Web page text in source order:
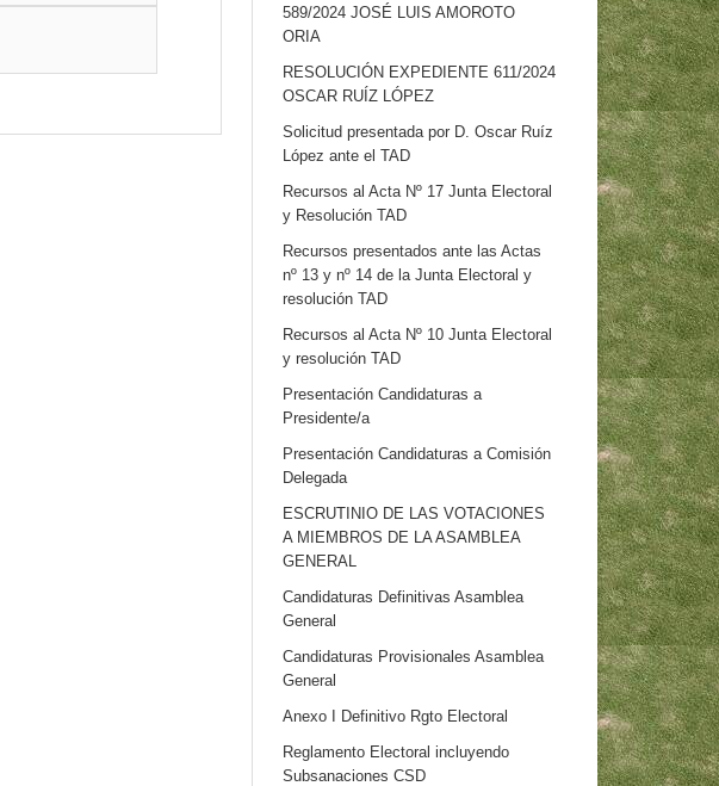
589/2024 JOSÉ LUIS AMOROTO
ORIA
RESOLUCIÓN EXPEDIENTE 611/2024
OSCAR RUÍZ LÓPEZ
Solicitud presentada por D. Oscar Ruíz
López ante el TAD
Recursos al Acta Nº 17 Junta Electoral
y Resolución TAD
Recursos presentados ante las Actas
nº 13 y nº 14 de la Junta Electoral y
resolución TAD
Recursos al Acta Nº 10 Junta Electoral
y resolución TAD
Presentación Candidaturas a
Presidente/a
Presentación Candidaturas a Comisión
Delegada
ESCRUTINIO DE LAS VOTACIONES
A MIEMBROS DE LA ASAMBLEA
GENERAL
Candidaturas Definitivas Asamblea
General
Candidaturas Provisionales Asamblea
General
Anexo I Definitivo Rgto Electoral
Reglamento Electoral incluyendo
Subsanaciones CSD